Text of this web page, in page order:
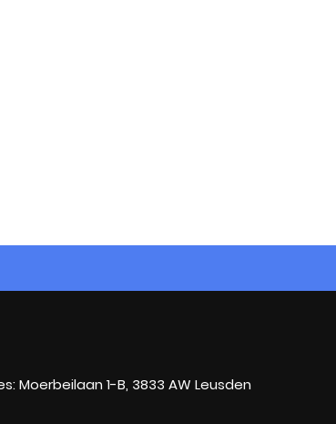
Moerbeilaan 1-B, 3833 AW Leusden